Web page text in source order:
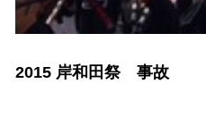
2015 岸和田祭 事故